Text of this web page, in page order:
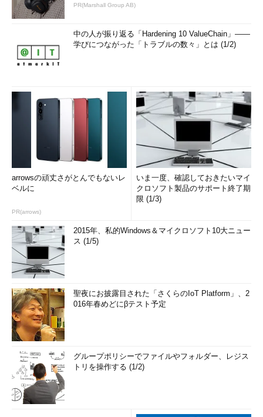
PR(Marshall Group AB)
中の人が振り返る「Hardening 10 ValueChain」――
学びにつながった「トラブルの数々」とは (1/2)
arrowsの頑丈さがとんでもないレ
ベルに
PR(arrows)
いま一度、確認しておきたいマイ
クロソフト製品のサポート終了期
限 (1/3)
2015年、私的Windows＆マイクロソフト10大ニュー
ス (1/5)
聖夜にお披露目された「さくらのIoT Platform」、2
016年春めどにβテスト予定
グループポリシーでファイルやフォルダー、レジス
トリを操作する (1/2)